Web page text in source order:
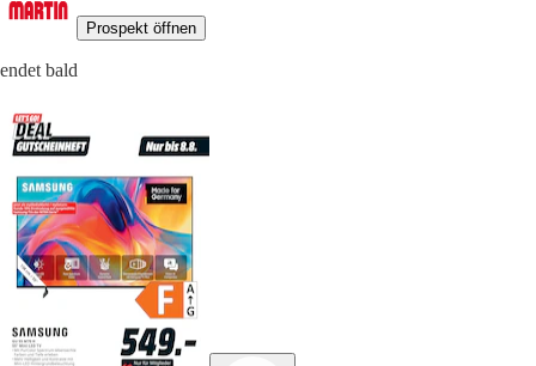
Prospekt öffnen
endet bald